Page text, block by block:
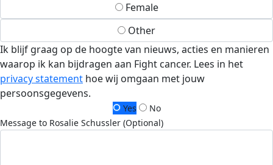
Female
Other
Ik blijf graag op de hoogte van nieuws, acties en manieren
waarop ik kan bijdragen aan Fight cancer. Lees in het
privacy statement hoe wij omgaan met jouw
persoonsgegevens.
Yes
No
Message to Rosalie Schussler (Optional)